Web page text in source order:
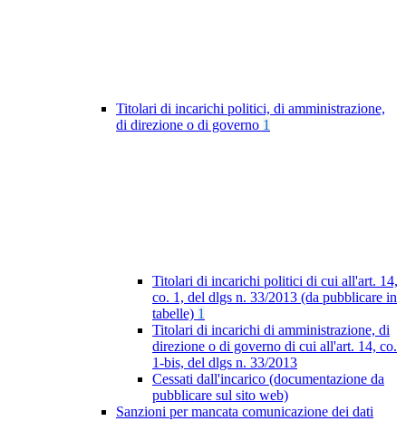
Titolari di incarichi politici, di amministrazione,
di direzione o di governo 1
Titolari di incarichi politici di cui all'art. 14,
co. 1, del dlgs n. 33/2013 (da pubblicare in
tabelle) 1
Titolari di incarichi di amministrazione, di
direzione o di governo di cui all'art. 14, co.
1-bis, del dlgs n. 33/2013
Cessati dall'incarico (documentazione da
pubblicare sul sito web)
Sanzioni per mancata comunicazione dei dati